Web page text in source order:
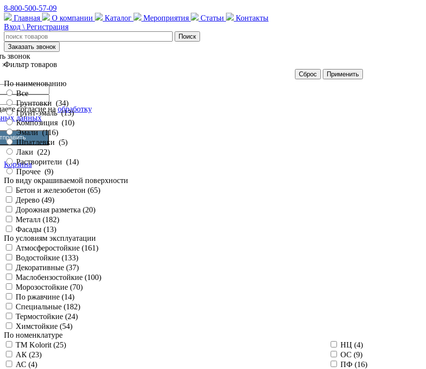
8-800-500-57-09
Главная
О компании Каталог Мероприятия Статьи
Контакты
Вход \ Регистрация
Заказать звонок
звонок
×
согласие наобработку
данных
Корзина
Фильтр товаров
Сброс Применить
По наименованию
Все
Грунтовки (34)
Грунт-эмаль(13)
Композиция (10)
Эмали(116)
Шпатлевки (5)
Лаки (22)
Растворители (14)
Прочее (9)
По виду окрашиваемой поверхности
Бетон и железобетон (65)
Дерево (49)
Дорожная разметка (20)
Металл (182)
Фасады (13)
По условиям эксплуатации
Атмосферостойкие (161)
Водостойкие (133)
Декоративные (37)
Маслобензостойкие (100)
Морозостойкие (70)
По ржавчине (14)
Специальные (182)
Термостойкие (24)
Химстойкие (54)
По номенклатуре
TM Kolorit (25)
АК (23)
АС (4)
НЦ (4)
ОС (9)
ПФ (16)